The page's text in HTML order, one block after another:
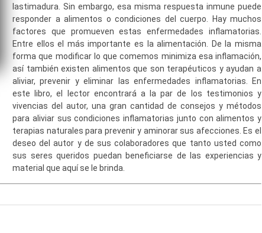
lastimadura. Sin embargo, esa misma respuesta inmune puede
responder a alimentos o condiciones del cuerpo. Hay muchos
factores que promueven estas enfermedades inflamatorias.
Entre ellos el más importante es la alimentación. De la misma
forma que modificar lo que comemos minimiza esa inflamación,
así también existen alimentos que son terapéuticos y ayudan a
aliviar, prevenir y eliminar las enfermedades inflamatorias. En
este libro, el lector encontrará a la par de los testimonios y
vivencias del autor, una gran cantidad de consejos y métodos
para aliviar sus condiciones inflamatorias junto con alimentos y
terapias naturales para prevenir y aminorar sus afecciones. Es el
deseo del autor y de sus colaboradores que tanto usted como
sus seres queridos puedan beneficiarse de las experiencias y
material que aquí se le brinda.